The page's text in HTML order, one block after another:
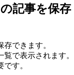
記事を保存
できます。
で表示されます。
す。